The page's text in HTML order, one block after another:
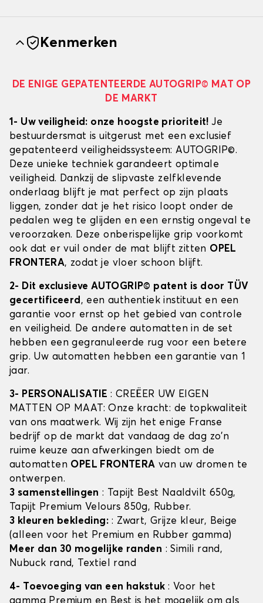
Kenmerken
DE ENIGE GEPATENTEERDE AUTOGRIP© MAT OP
DE MARKT
1- Uw veiligheid: onze hoogste prioriteit!Je
bestuurdersmat is uitgerust met een exclusief
gepatenteerd veiligheidssysteem: AUTOGRIP©.
Deze unieke techniek garandeert optimale
veiligheid. Dankzij de slipvaste zelfklevende
onderlaag blijft je mat perfect op zijn plaats
liggen, zonder dat je het risico loopt onder de
pedalen weg te glijden en een ernstig ongeval te
veroorzaken. Deze onberispelijke grip voorkomt
ook dat er vuil onder de mat blijft zitten OPEL
FRONTERA, zodat je vloer schoon blijft.
2- Dit exclusieve AUTOGRIP© patent is door TÜV
gecertificeerd, een authentiek instituut en een
garantie voor ernst op het gebied van controle
en veiligheid. De andere automatten in de set
hebben een gegranuleerde rug voor een betere
grip. Uw automatten hebben een garantie van 1
jaar.
3- PERSONALISATIE: CREËER UW EIGEN
MATTEN OP MAAT: Onze kracht: de topkwaliteit
van ons maatwerk. Wij zijn het enige Franse
bedrijf op de markt dat vandaag de dag zo'n
ruime keuze aan afwerkingen biedt om de
automatten OPEL FRONTERA van uw dromen te
ontwerpen.
3 samenstellingen : Tapijt Best Naaldvilt 650g,
Tapijt Premium Velours 850g, Rubber.
3 kleuren bekleding: : Zwart, Grijze kleur, Beige
(alleen voor het Premium en Rubber gamma)
Meer dan 30 mogelijke randen : Simili rand,
Nubuck rand, Textiel rand
4- Toevoeging van een hakstuk : Voor het